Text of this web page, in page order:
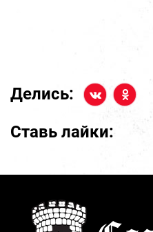
Делись:
Ставь лайки: